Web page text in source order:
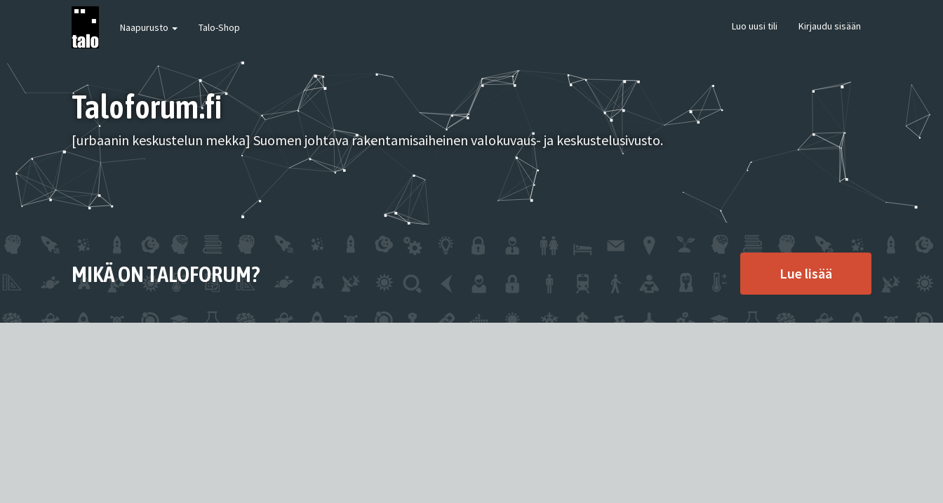
Naapurusto Talo-Shop Luo uusi tili Kirjaudu sisään
Taloforum.fi
[urbaanin keskustelun mekka] Suomen johtava rakentamisaiheinen valokuvaus- ja keskustelusivusto.
MIKÄ ON TALOFORUM? Lue lisää